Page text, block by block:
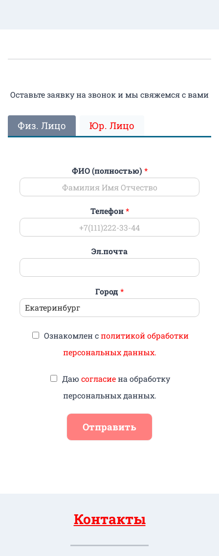
Оставьте заявку на звонок и мы свяжемся с вами
Физ. Лицо Юр. Лицо
ФИО (полностью) *
Телефон*
Эл.почта
Город *
Ознакомлен сполитикой обработки
персональных данных.
Даю согласиена обработку
персональных данных.
Отправить
Контакты